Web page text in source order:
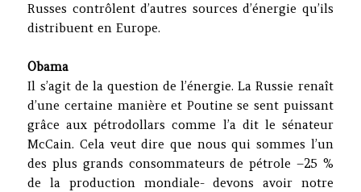
Russes contrôlent d’autres sources d’énergie qu’ils
distribuent en Europe.
Obama
Il s’agit de la question de l’énergie. La Russie renaît
d’une certaine manière et Poutine se sent puissant
grâce aux pétrodollars comme l’a dit le sénateur
McCain. Cela veut dire que nous qui sommes l’un
des plus grands consommateurs de pétrole –25 %
de la production mondiale- devons avoir notre